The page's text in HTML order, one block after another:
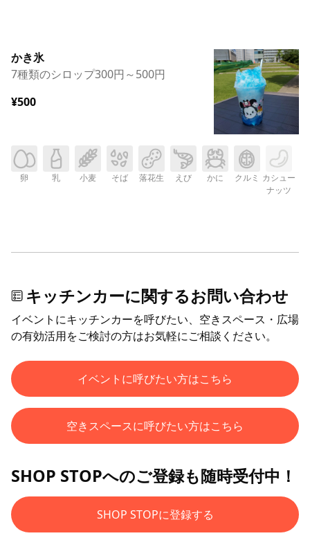
かき氷
7種類のシロップ300円～500円
¥500
卵 乳 小麦 そば 落花生 えび かに クルミ カシュー
ナッツ
キッチンカーに関するお問い合わせ
イベントにキッチンカーを呼びたい、空きスペース・広場
の有効活用をご検討の方はお気軽にご相談ください。
イベントに呼びたい方はこちら
空きスペースに呼びたい方はこちら
SHOP STOPへのご登録も随時受付中！
SHOP STOPに登録する